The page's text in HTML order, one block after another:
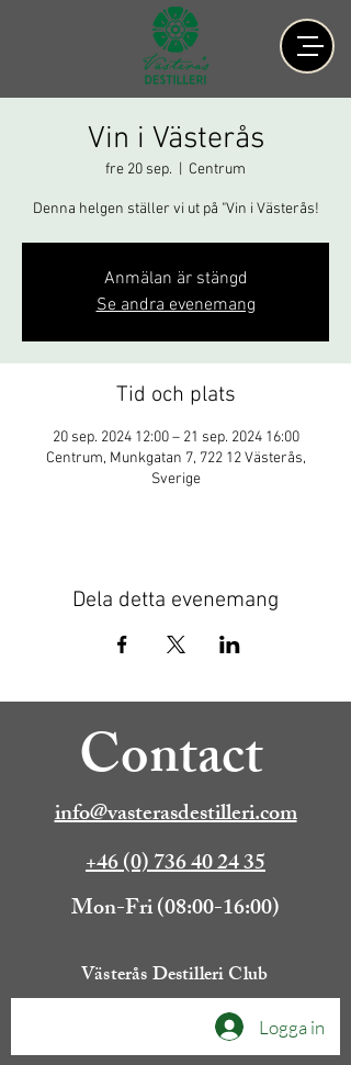
Vin i Västerås
fre 20 sep. Centrum
Denna helgen ställer vi ut på "Vin i Västerås!
Anmälan är stängd
Se andra evenemang
Tid och plats
20 sep. 2024 12:00 – 21 sep. 2024 16:00
Centrum, Munkgatan 7, 722 12 Västerås,
Sverige
Dela detta evenemang
Contact
info@vasterasdestilleri.com
+46 (0) 736 40 24 35
Mon-Fri (08:00-16:00)
Västerås Destilleri Club
Logga in